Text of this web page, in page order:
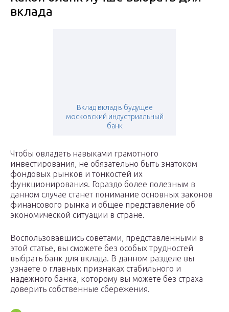
вклада
Вклад вклад в будущее
московский индустриальный
банк
Чтобы овладеть навыками грамотного
инвестирования, не обязательно быть знатоком
фондовых рынков и тонкостей их
функционирования. Гораздо более полезным в
данном случае станет понимание основных законов
финансового рынка и общее представление об
экономической ситуации в стране.
Воспользовавшись советами, представленными в
этой статье, вы сможете без особых трудностей
выбрать банк для вклада. В данном разделе вы
узнаете о главных признаках стабильного и
надежного банка, которому вы можете без страха
доверить собственные сбережения.